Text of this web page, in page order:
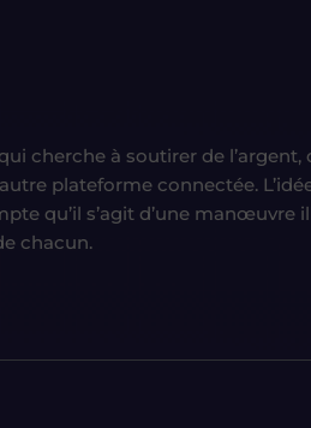
cherche à soutirer de
plateforme connectée.
qu’il s’agit d’une
chacun.